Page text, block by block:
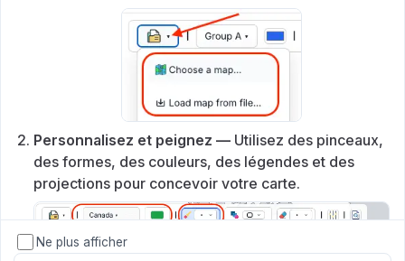
Personnalisez et peignez — Utilisez des pinceaux,
des formes, des couleurs, des légendes et des
projections pour concevoir votre carte.
Ne plus afficher